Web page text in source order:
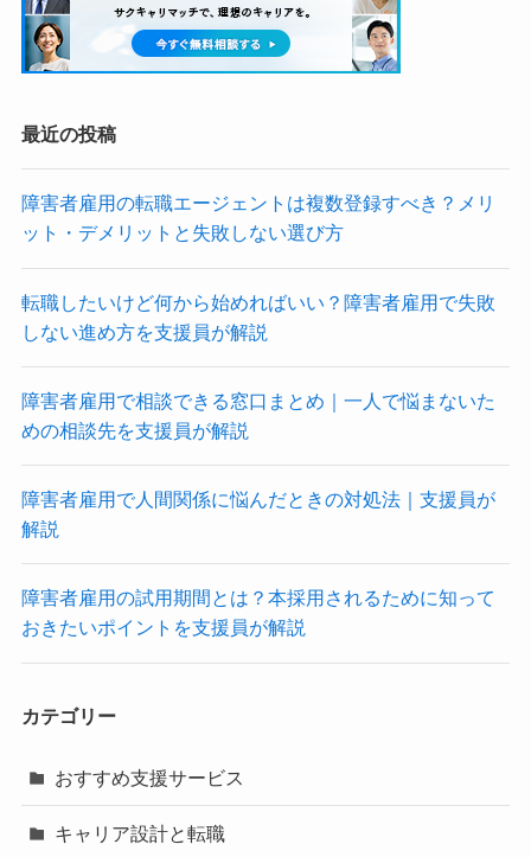
最近の投稿
障害者雇用の転職エージェントは複数登録すべき？メリ
ット・デメリットと失敗しない選び方
転職したいけど何から始めればいい？障害者雇用で失敗
しない進め方を支援員が解説
障害者雇用で相談できる窓口まとめ｜一人で悩まないた
めの相談先を支援員が解説
障害者雇用で人間関係に悩んだときの対処法｜支援員が
解説
障害者雇用の試用期間とは？本採用されるために知って
おきたいポイントを支援員が解説
カテゴリー
おすすめ支援サービス
キャリア設計と転職